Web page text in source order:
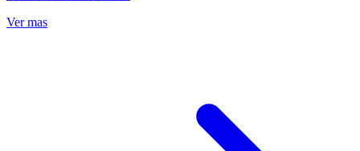
Ver mas